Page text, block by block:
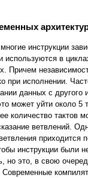
инструкции
используются в
Причем
при исполнении.
данных с другого
может уйти около 5
количество тактов
ветвлений.
приходится
инструкции были
но это, в свою
Современные